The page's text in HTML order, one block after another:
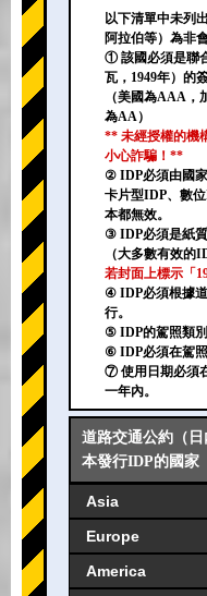
以下清單中未列
阿拉伯等）為非
① 該國必須是聯
瓦，1949年）的
（美國為AAA
為AA）
** 未經授權的機
小心詐騙！**
② IDP必須由國家
卡片型IDP、數
本都無效。
③ IDP必須是紙質
（大多數有效的
若封面上標示「
④ IDP必須根據
行。
⑤ IDP的駕照類
⑥ IDP必須在駕照
⑦ 使用日期必須
一年內。
道路交通公約（日
本發行IDP的國家
Asia
Europe
America